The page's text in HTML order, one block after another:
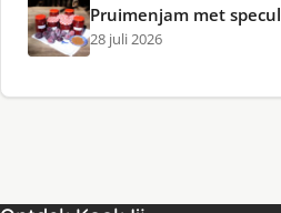
Pruimenjam met
28 juli 2026